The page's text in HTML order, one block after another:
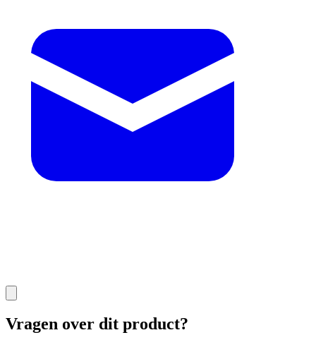
Vragen over dit product?